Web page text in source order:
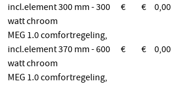
incl.element 300 mm - 300
watt chroom
€ € 0,00
MEG 1.0 comfortregeling,
incl.element 370 mm - 600
watt chroom
€ € 0,00
MEG 1.0 comfortregeling,